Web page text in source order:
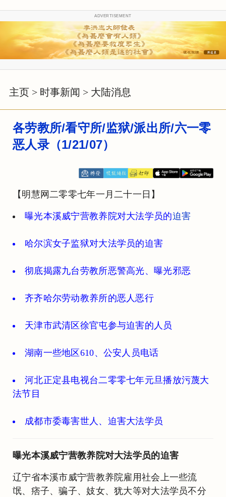
ADVERTISEMENT
主页 > 时事新闻 > 大陆消息
各劳教所/看守所/监狱/派出所/六一零
恶人录（1/21/07）
【明慧网二零零七年一月二十一日】
曝光本溪威宁营教养院对大法学员的迫害
哈尔滨女子监狱对大法学员的迫害
彻底揭露九台劳教所恶警高光、曝光邪恶
齐齐哈尔劳动教养所的恶人恶行
天津市武清区徐官屯参与迫害的人员
湖南一些地区610、公安人员电话
河北正定县电视台二零零七年元旦播放污蔑大
法节目
成都市委毒害世人、迫害大法学员
曝光本溪威宁营教养院对大法学员的迫害
辽宁省本溪市威宁营教养院雇用社会上一些流
氓、痞子、骗子、妓女、犹大等对大法学员不分